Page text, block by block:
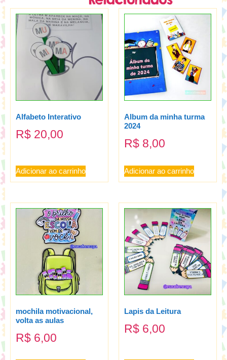
Alfabeto Interativo
R$ 20,00
Adicionar ao carrinho
Album da minha turma
2024
R$ 8,00
Adicionar ao carrinho
mochila motivacional,
volta as aulas
R$ 6,00
Lapis da Leitura
R$ 6,00